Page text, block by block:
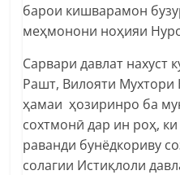
барои кишварамон
меҳмонони ноҳияи
Сарвари давлат нахуст
Рашт, Вилояти Мухтори
ҳамаи ҳозиринро ба
сохтмонӣ дар ин роҳ,
раванди бунёдкориву
солагии Истиқлоли